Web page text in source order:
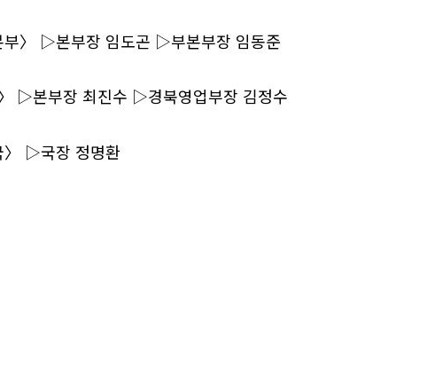
부〉 ▷본부장 임도곤 ▷부본부장 임동준
▷본부장 최진수 ▷경북영업부장 김정수
〉 ▷국장 정명환